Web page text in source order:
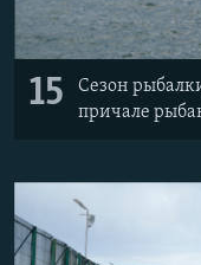
15
Сезон
причале